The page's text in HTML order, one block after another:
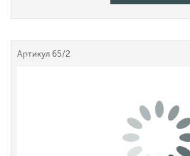
Артикул 65/2